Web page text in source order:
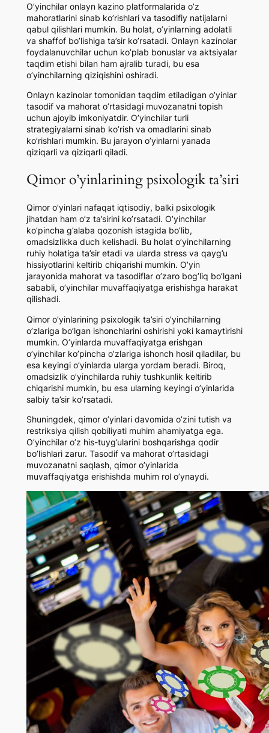
O’yinchilar onlayn kazino platformalarida o’z
mahoratlarini sinab ko’rishlari va tasodifiy natijalarni
qabul qilishlari mumkin. Bu holat, o’yinlarning adolatli
va shaffof bo’lishiga ta’sir ko’rsatadi. Onlayn kazinolar
foydalanuvchilar uchun ko’plab bonuslar va aktsiyalar
taqdim etishi bilan ham ajralib turadi, bu esa
o’yinchilarning qiziqishini oshiradi.
Onlayn kazinolar tomonidan taqdim etiladigan o’yinlar
tasodif va mahorat o’rtasidagi muvozanatni topish
uchun ajoyib imkoniyatdir. O’yinchilar turli
strategiyalarni sinab ko’rish va omadlarini sinab
ko’rishlari mumkin. Bu jarayon o’yinlarni yanada
qiziqarli va qiziqarli qiladi.
Qimor o’yinlarining psixologik ta’siri
Qimor o’yinlari nafaqat iqtisodiy, balki psixologik
jihatdan ham o’z ta’sirini ko’rsatadi. O’yinchilar
ko’pincha g’alaba qozonish istagida bo’lib,
omadsizlikka duch kelishadi. Bu holat o’yinchilarning
ruhiy holatiga ta’sir etadi va ularda stress va qayg’u
hissiyotlarini keltirib chiqarishi mumkin. O’yin
jarayonida mahorat va tasodiflar o’zaro bog’liq bo’lgani
sababli, o’yinchilar muvaffaqiyatga erishishga harakat
qilishadi.
Qimor o’yinlarining psixologik ta’siri o’yinchilarning
o’zlariga bo’lgan ishonchlarini oshirishi yoki kamaytirishi
mumkin. O’yinlarda muvaffaqiyatga erishgan
o’yinchilar ko’pincha o’zlariga ishonch hosil qiladilar, bu
esa keyingi o’yinlarda ularga yordam beradi. Biroq,
omadsizlik o’yinchilarda ruhiy tushkunlik keltirib
chiqarishi mumkin, bu esa ularning keyingi o’yinlarida
salbiy ta’sir ko’rsatadi.
Shuningdek, qimor o’yinlari davomida o’zini tutish va
restriksiya qilish qobiliyati muhim ahamiyatga ega.
O’yinchilar o’z his-tuyg’ularini boshqarishga qodir
bo’lishlari zarur. Tasodif va mahorat o’rtasidagi
muvozanatni saqlash, qimor o’yinlarida
muvaffaqiyatga erishishda muhim rol o’ynaydi.